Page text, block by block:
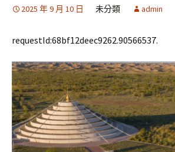
2025 年 9 月 10 日 未分類 admin
requestId:68bf12deec9262.90566537.